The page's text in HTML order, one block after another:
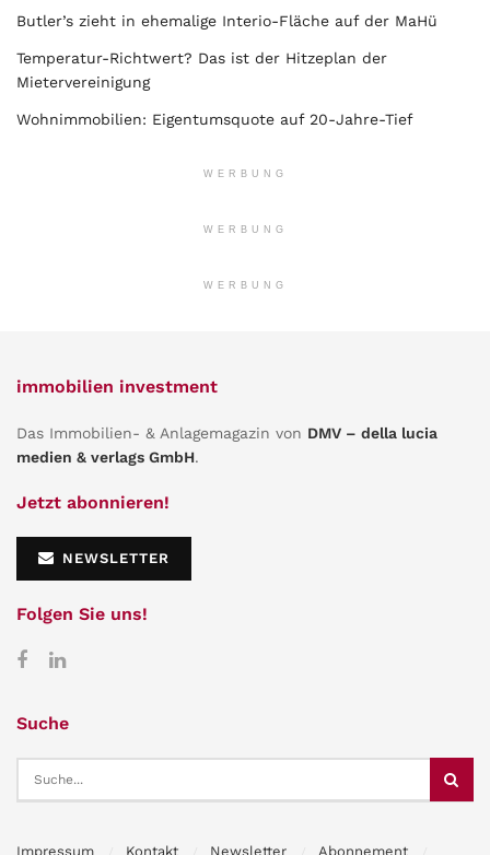
Butler’s zieht in ehemalige Interio-Fläche auf der MaHü
Temperatur-Richtwert? Das ist der Hitzeplan der
Mietervereinigung
Wohnimmobilien: Eigentumsquote auf 20-Jahre-Tief
WERBUNG
WERBUNG
WERBUNG
immobilien investment
Das Immobilien- & Anlagemagazin von DMV – della lucia
medien & verlags GmbH.
Jetzt abonnieren!
NEWSLETTER
Folgen Sie uns!
Suche
Impressum Kontakt Newsletter Abonnement